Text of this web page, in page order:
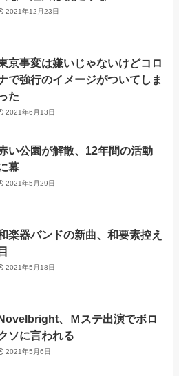
2021年12月23日
京事変は嫌いじゃないけどコロ
で強行のイメージがついてしま
た
2021年6月13日
い公園が解散、12年間の活動
幕
2021年5月29日
楽器バンドの新曲、和要素控え
2021年5月18日
、Ｍステ出演でボロ
ソに言われる
2021年5月6日